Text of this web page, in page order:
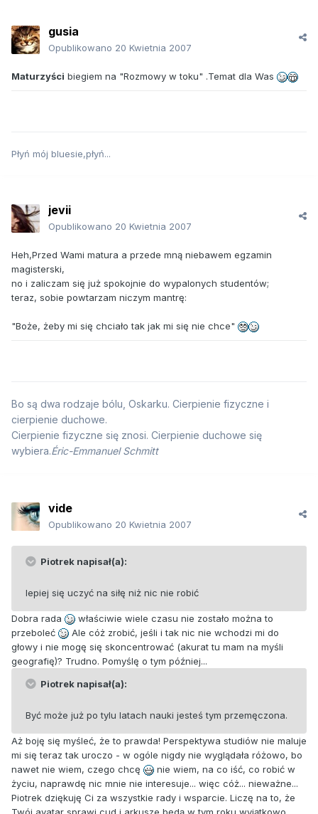
gusia
Opublikowano 20 Kwietnia 2007
Maturzyści biegiem na "Rozmowy w toku" .Temat dla Was
Płyń mój bluesie,płyń...
jevii
Opublikowano 20 Kwietnia 2007
Heh,Przed Wami matura a przede mną niebawem egzamin
magisterski,
no i zaliczam się już spokojnie do wypalonych studentów;
teraz, sobie powtarzam niczym mantrę:
"Boże, żeby mi się chciało tak jak mi się nie chce"
Bo są dwa rodzaje bólu, Oskarku. Cierpienie fizyczne i
cierpienie duchowe.
Cierpienie fizyczne się znosi. Cierpienie duchowe się
wybiera.Éric-Emmanuel Schmitt
vide
Opublikowano 20 Kwietnia 2007
Piotrek napisał(a):
lepiej się uczyć na siłę niż nic nie robić
Dobra rada
właściwie wiele czasu nie zostało można to
przeboleć
Ale cóż zrobić, jeśli i tak nic nie wchodzi mi do
głowy i nie mogę się skoncentrować (akurat tu mam na myśli
geografię)? Trudno. Pomyślę o tym później...
Piotrek napisał(a):
Być może już po tylu latach nauki jesteś tym przemęczona.
Aż boję się myśleć, że to prawda! Perspektywa studiów nie maluje
mi się teraz tak uroczo - w ogóle nigdy nie wyglądała różowo, bo
nawet nie wiem, czego chcę
nie wiem, na co iść, co robić w
życiu, naprawdę nic mnie nie interesuje... więc cóż... nieważne...
Piotrek dziękuję Ci za wszystkie rady i wsparcie. Liczę na to, że